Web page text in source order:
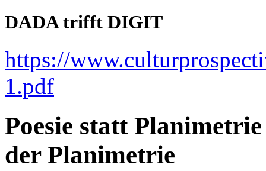
DADA trifft DIGIT
https://
1.pdf
Poesie statt
der Planimetrie